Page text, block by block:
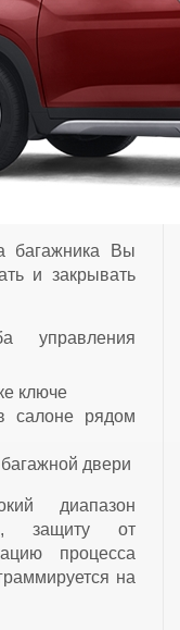
багажника Вы
и закрывать
управления
ключе
салоне рядом
двери
диапазон
защиту от
процесса
на